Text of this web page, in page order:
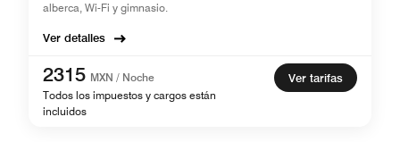
alberca, Wi-Fi y gimnasio.
Ver detalles
2315 MXN / Noche
Todos los impuestos y cargos están
incluidos
Ver tarifas